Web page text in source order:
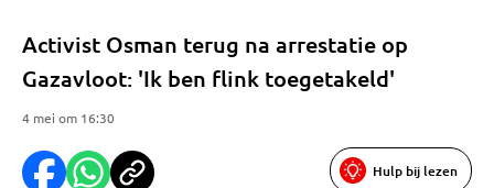
Activist Osman terug na arrestatie op
Gazavloot: 'Ik ben flink toegetakeld'
4 mei om 16:30
Hulp bij lezen